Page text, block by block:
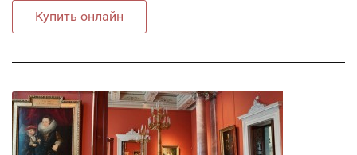
Купить онлайн